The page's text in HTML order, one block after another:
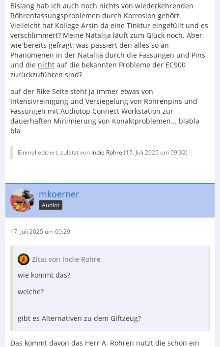
Bislang hab ich auch noch nichts von wiederkehrenden
Röhrenfassungsproblemen durch Korrosion gehört.
Vielleicht hat Kollege Arsin da eine Tinktur eingefüllt und es
verschlimmert? Meine Natalija läuft zum Glück noch. Aber
wie bereits gefragt: was passiert den alles so an
Phänomenen in der Natalija durch die Fassungen und Pins
und die nicht auf die bekannten Probleme der EC900
zurückzuführen sind?
auf der Rike Seite steht ja immer etwas von
Intensivreinigung und Versiegelung von Röhrenpins und
Fassungen mit Audiotop Connect Workstation zur
dauerhaften Minimierung von Konaktproblemen... blabla
bla
Einmal editiert, zuletzt von Indie Röhre (17. Juli 2025 um 09:32)
mkoerner
Audiot
17. Juli 2025 um 09:29
Zitat von Indie Röhre
wie kommt das?
welche?
gibt es Alternativen zu dem Giftzeug?
Das kommt davon das Herr A. Röhren nutzt die schon ein